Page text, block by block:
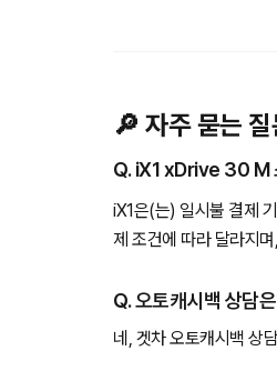
🔎 자주 묻는
Q. iX1 xDrive 30 M
iX1은(는) 일시불 결제
제 조건에 따라 달라지
Q. 오토캐시백 상담
네, 겟차 오토캐시백 상